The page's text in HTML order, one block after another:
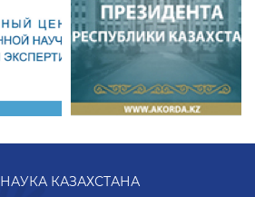
НАУКА КАЗАХСТАНА